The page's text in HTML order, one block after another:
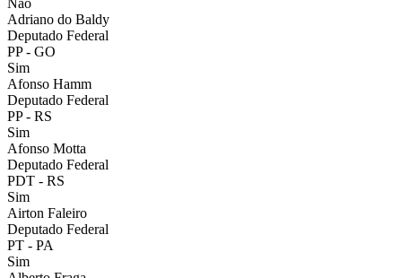
Adriano do Baldy
Deputado Federal
PP - GO
Sim
Afonso Hamm
Deputado Federal
PP - RS
Sim
Afonso Motta
Deputado Federal
PDT - RS
Sim
Airton Faleiro
Deputado Federal
PT - PA
Sim